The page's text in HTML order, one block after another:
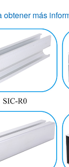
obtener más